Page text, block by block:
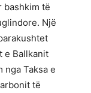
bashkim të
Një
e Ballkanit
Taksa e
të